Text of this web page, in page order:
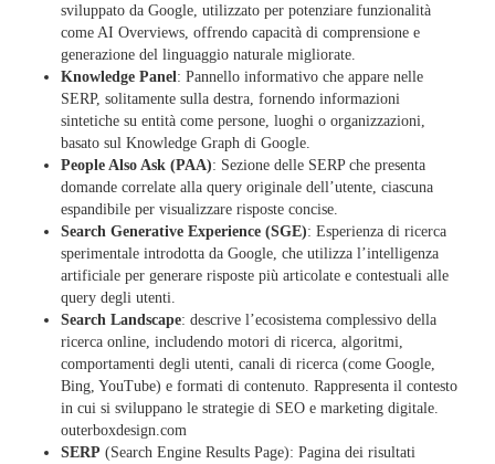
sviluppato da Google, utilizzato per potenziare funzionalità
come AI Overviews, offrendo capacità di comprensione e
generazione del linguaggio naturale migliorate.​
Knowledge Panel : Pannello informativo che appare nelle
SERP, solitamente sulla destra, fornendo informazioni
sintetiche su entità come persone, luoghi o organizzazioni,
basato sul Knowledge Graph di Google.​
People Also Ask (PAA): Sezione delle SERP che presenta
domande correlate alla query originale dell’utente, ciascuna
espandibile per visualizzare risposte concise.​
Search Generative Experience (SGE): Esperienza di ricerca
sperimentale introdotta da Google, che utilizza l’intelligenza
artificiale per generare risposte più articolate e contestuali alle
query degli utenti.​
Search Landscape: descrive l’ecosistema complessivo della
ricerca online, includendo motori di ricerca, algoritmi,
comportamenti degli utenti, canali di ricerca (come Google,
Bing, YouTube) e formati di contenuto. Rappresenta il contesto
in cui si sviluppano le strategie di SEO e marketing digitale. ​
outerboxdesign.com
SERP (Search Engine Results Page): Pagina dei risultati